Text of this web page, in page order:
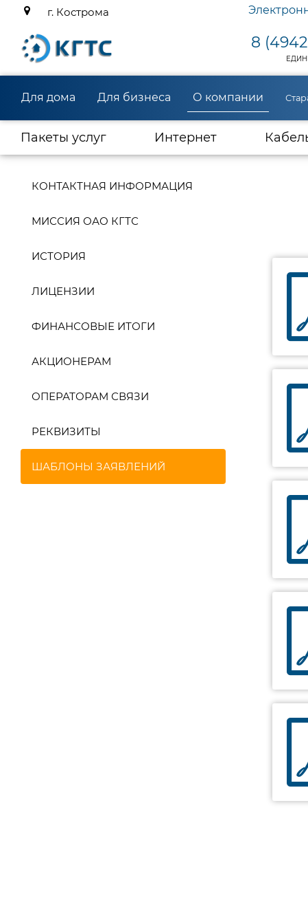
г. Кострома
8
Для дома Для бизнеса О компании
Пакеты услуг Интернет(current)
КОНТАКТНАЯ ИНФОРМАЦИЯ
МИССИЯ ОАО КГТС
ИСТОРИЯ
ЛИЦЕНЗИИ
ФИНАНСОВЫЕ ИТОГИ
АКЦИОНЕРАМ
ОПЕРАТОРАМ СВЯЗИ
РЕКВИЗИТЫ
ШАБЛОНЫ ЗАЯВЛЕНИЙ